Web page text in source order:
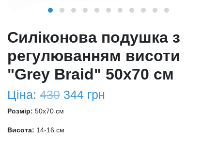
Силіконова подушка з
регулюванням висоти
"Grey Braid" 50х70 см
Ціна: 430 344 грн
Розмір: 50x70 см
Висота: 14-16 см